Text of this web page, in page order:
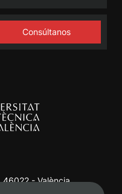
Consúltanos
46022 - València